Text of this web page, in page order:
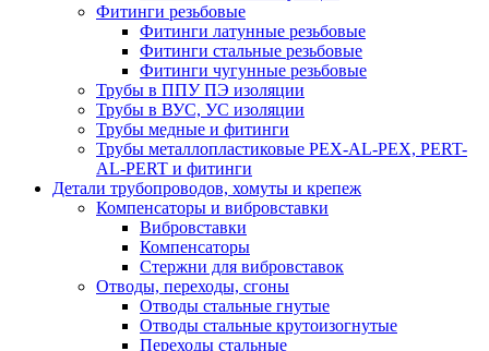
Фитинги резьбовые
Фитинги латунные резьбовые
Фитинги стальные резьбовые
Фитинги чугунные резьбовые
Трубы в ППУ ПЭ изоляции
Трубы в ВУС, УС изоляции
Трубы медные и фитинги
Трубы металлопластиковые PEX-AL-PEX, PERT-
AL-PERT и фитинги
Детали трубопроводов, хомуты и крепеж
Компенсаторы и вибровставки
Вибровставки
Компенсаторы
Стержни для вибровставок
Отводы, переходы, сгоны
Отводы стальные гнутые
Отводы стальные крутоизогнутые
Переходы стальные